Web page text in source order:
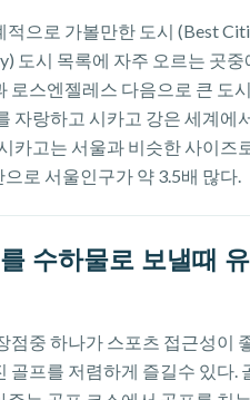
적으로 가볼만한 도시 (Best
도시 목록에 자주 오르는 곳
로스엔젤레스 다음으로 큰 도
자랑하고 시카고 강은 세계에
카고는 서울과 비슷한 사이즈
로 서울인구가 약 3.5배 많다.
수하물로 보낼때
점중 하나가 스포츠 접근성이
골프를 저렴하게 즐길수 있다.